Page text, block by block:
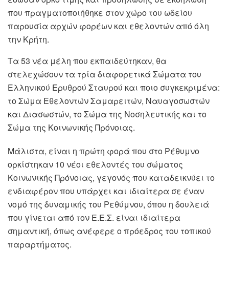
που πραγματοποιήθηκε στον χώρο του ωδείου
παρουσία αρχών φορέων και εθελοντών από όλη
την Κρήτη.
Τα 53 νέα μέλη που εκπαιδεύτηκαν, θα
στελεχώσουν τα τρία διαφορετικά Σώματα του
Ελληνικού Ερυθρού Σταυρού και ποιο συγκεκριμένα:
το Σώμα Εθελοντών Σαμαρειτών, Ναυαγοσωστών
και Διασωστών, το Σώμα της Νοσηλευτικής και το
Σώμα της Κοινωνικής Πρόνοιας.
Μάλιστα, είναι η πρώτη φορά που στο Ρέθυμνο
ορκίστηκαν 10 νέοι εθελοντές του σώματος
Κοινωνικής Πρόνοιας, γεγονός που καταδεικνύει το
ενδιαφέρον που υπάρχει και ιδιαίτερα σε έναν
νομό της δυναμικής του Ρεθύμνου, όπου η δουλειά
που γίνεται από τον Ε.Ε.Σ. είναι ιδιαίτερα
σημαντική, όπως ανέφερε ο πρόεδρος του τοπικού
παραρτήματος.